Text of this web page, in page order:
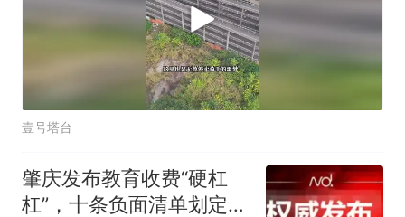
壹号塔台
肇庆发布教育收费“硬杠
杠”，十条负面清单划定收